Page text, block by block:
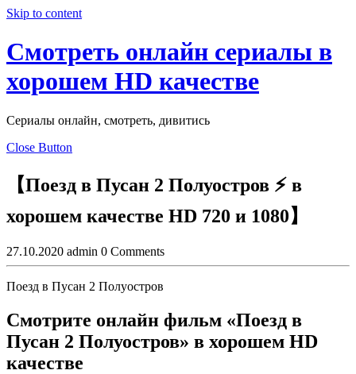
Skip to content
Смотреть онлайн сериалы в
хорошем HD качестве
Сериалы онлайн, смотреть, дивитись
Close Button
【Поезд в Пусан 2 Полуостров ⚡ в
хорошем качестве HD 720 и 1080】
27.10.2020 admin 0 Comments
Поезд в Пусан 2 Полуостров
Смотрите онлайн фильм «Поезд в
Пусан 2 Полуостров» в хорошем HD
качестве